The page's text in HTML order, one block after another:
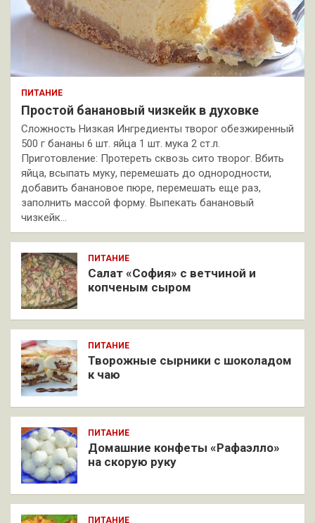
ПИТАНИЕ
Простой банановый чизкейк в духовке
Сложность Низкая Ингредиенты творог обезжиренный
500 г бананы 6 шт. яйца 1 шт. мука 2 ст.л.
Приготовление: Протереть сквозь сито творог. Вбить
яйца, всыпать муку, перемешать до однородности,
добавить банановое пюре, перемешать еще раз,
заполнить массой форму. Выпекать банановый
чизкейк…
ПИТАНИЕ
Салат «София» с ветчиной и
копченым сыром
ПИТАНИЕ
Творожные сырники с шоколадом
к чаю
ПИТАНИЕ
Домашние конфеты «Рафаэлло»
на скорую руку
ПИТАНИЕ